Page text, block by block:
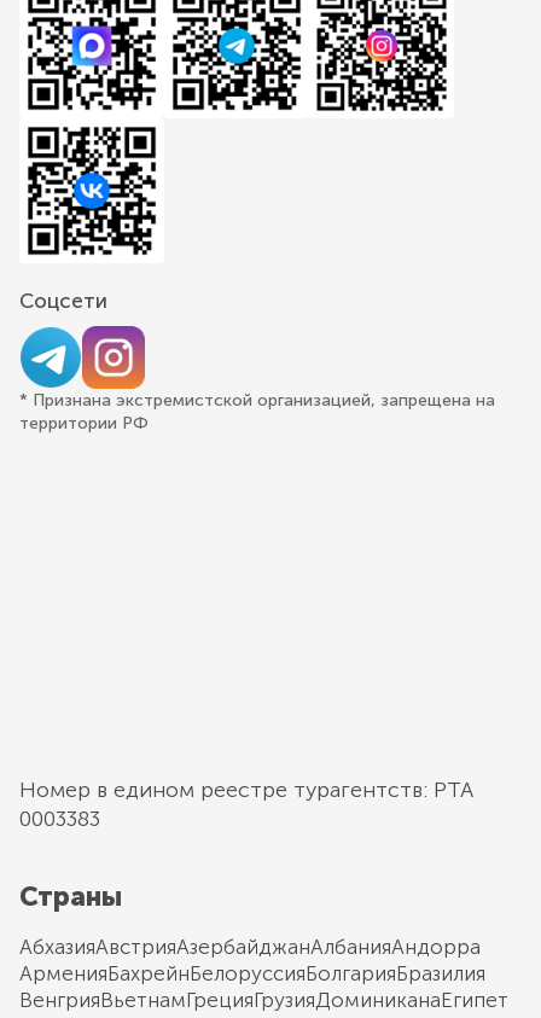
Соцсети
* Признана экстремистской организацией, запрещена на
территории РФ
Номер в едином реестре турагентств: РТА
0003383
Страны
АбхазияАвстрияАзербайджанАлбанияАндорра
АрменияБахрейнБелоруссияБолгарияБразилия
ВенгрияВьетнамГрецияГрузияДоминиканаЕгипет